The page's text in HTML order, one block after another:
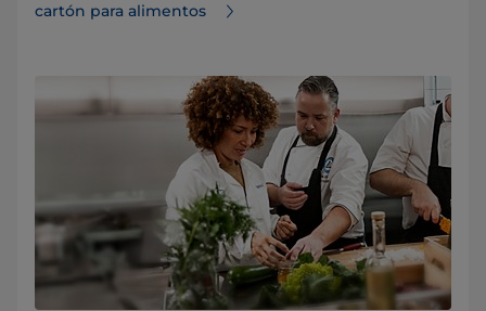
cartón para alimentos